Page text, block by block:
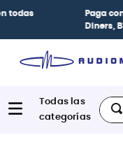
Paga con hasta 12
Diners, BBVA e